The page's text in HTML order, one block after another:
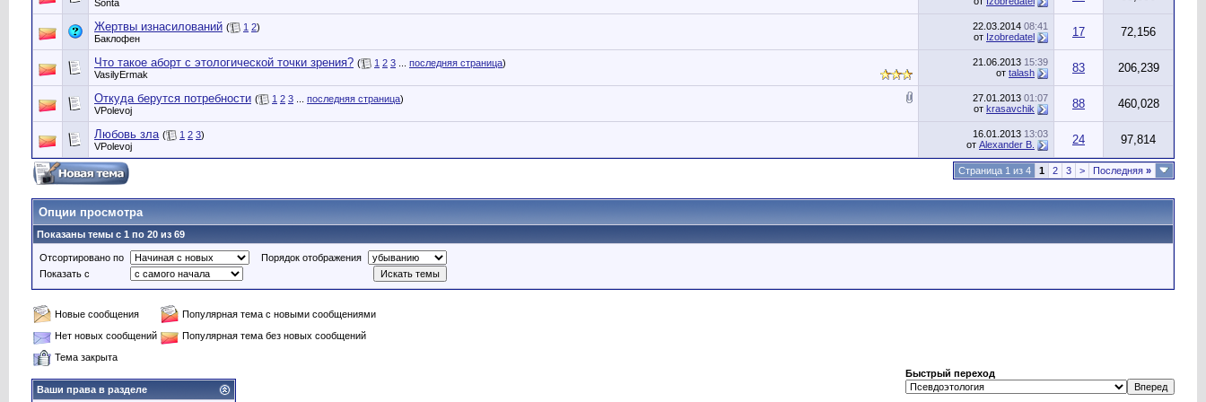
Sonta
Жертвы изнасилований ( 1 2)
Баклофен
22.03.2014 08:41
от Izobredatel 17 72,156
Что такое аборт с этологической точки зрения? ( 1 2 3 последняя страница)
VasilyErmak
21.06.2013 15:39
от talash 83 206,239
Откуда берутся потребности ( 1 2 3 последняя страница)
VPolevoj
27.01.2013 01:07
от krasavchik 88 460,028
Любовь зла ( 1 2 3)
VPolevoj
16.01.2013 13:03
от Alexander B. 24 97,814
Страница 1 из 4 1 2 3 > Последняя »
Опции просмотра
Показаны темы с 1 по 20 из 69
Отсортировано по
Порядок отображения
Показать с
Новые сообщения
Популярная тема с новыми сообщениями
Нет новых сообщений
Популярная тема без новых сообщений
Тема закрыта
Ваши права в разделе
Быстрый переход